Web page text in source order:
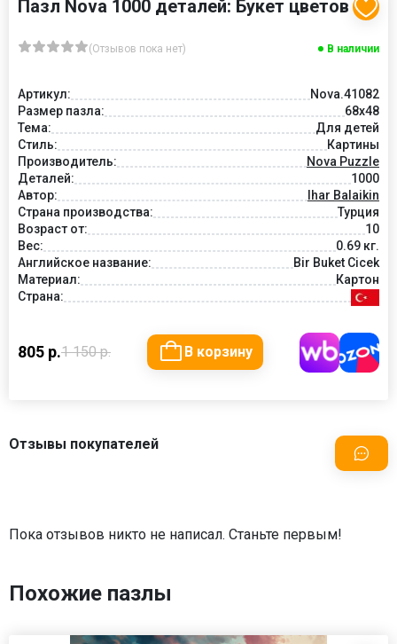
Пазл Nova 1000 деталей: Букет цветов
(Отзывов пока нет) В наличии
Артикул:
Nova.41082
Размер пазла:
68x48
Тема:
Для детей
Стиль:
Картины
Производитель:
Nova Puzzle
Деталей:
1000
Автор:
Ihar Balaikin
Страна производства:
Турция
Возраст от:
10
Вес:
0.69 кг.
Английское название:
Bir Buket Cicek
Материал:
Картон
Страна:
805 р.1 150 р. В корзину
Отзывы покупателей
Пока отзывов никто не написал. Станьте первым!
Похожие пазлы